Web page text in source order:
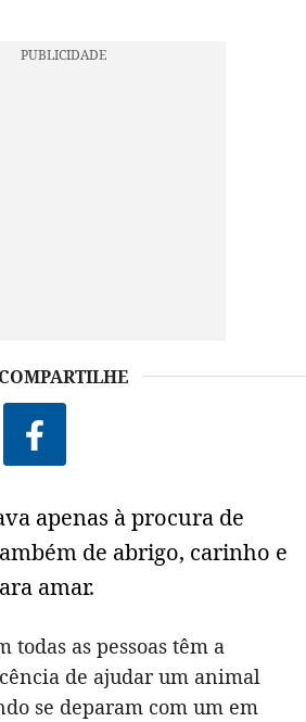
COMPARTILHE
apenas à procura de
de abrigo, carinho e
amar.
as pessoas têm a
de ajudar um animal
se deparam com um em